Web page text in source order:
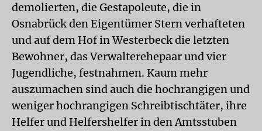
demolierten, die Gestapoleute, die in
Osnabrück den Eigentümer Stern verhafteten
und auf dem Hof in Westerbeck die letzten
Bewohner, das Verwalterehepaar und vier
Jugendliche, festnahmen. Kaum mehr
auszumachen sind auch die hochrangigen und
weniger hochrangigen Schreibtischtäter, ihre
Helfer und Helfershelfer in den Amtsstuben